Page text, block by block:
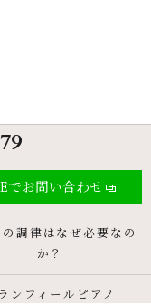
でお問い合わせ
の調律はなぜ必要なの
か？
ンフィールピアノ